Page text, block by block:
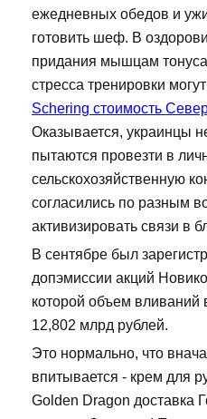
ежедневных обедов и
готовить шеф. В
придания мышцам
стресса тренировки
Schering стоимость
Оказывается, украинцы
пытаются провезти в
сельскохозяйственную
согласились по разным
активизировать связи в
В сентябре был
допэмиссии акций
которой объем вливаний
12,802 млрд рублей.
Это нормально, что
впитывается - крем для
Golden Dragon доставка